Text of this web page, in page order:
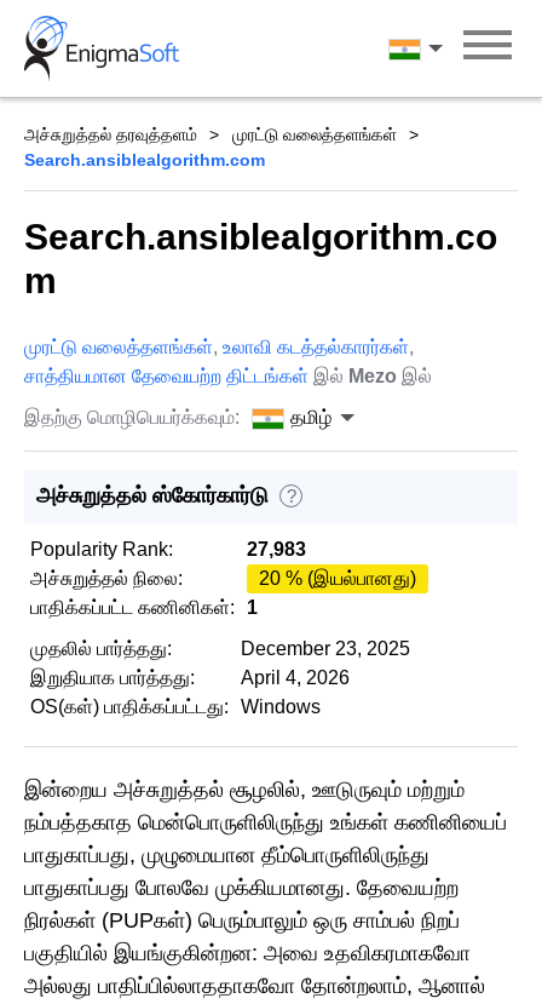
Skip
content
தமிழ்
அச்சுறுத்தல் தரவுத்தளம்
முரட்டு வலைத்தளங்கள்
Search.ansiblealgorithm.com
Search.ansiblealgorithm.co
m
முரட்டு வலைத்தளங்கள், உலாவி கடத்தல்காரர்கள்,
சாத்தியமான தேவையற்ற திட்டங்கள் இல் Mezo இல்
இதற்கு மொழிபெயர்க்கவும்:
தமிழ்
அச்சுறுத்தல் ஸ்கோர்கார்டு ?
Popularity Rank:
27,983
அச்சுறுத்தல் நிலை:
20 % (இயல்பானது)
பாதிக்கப்பட்ட கணினிகள்:
1
முதலில் பார்த்தது:
December 23, 2025
இறுதியாக பார்த்தது:
April 4, 2026
OS(கள்) பாதிக்கப்பட்டது:
Windows
இன்றைய அச்சுறுத்தல் சூழலில், ஊடுருவும் மற்றும்
நம்பத்தகாத மென்பொருளிலிருந்து உங்கள் கணினியைப்
பாதுகாப்பது, முழுமையான தீம்பொருளிலிருந்து
பாதுகாப்பது போலவே முக்கியமானது. தேவையற்ற
நிரல்கள் (PUPகள்) பெரும்பாலும் ஒரு சாம்பல் நிறப்
பகுதியில் இயங்குகின்றன: அவை உதவிகரமாகவோ
அல்லது பாதிப்பில்லாததாகவோ தோன்றலாம், ஆனால்